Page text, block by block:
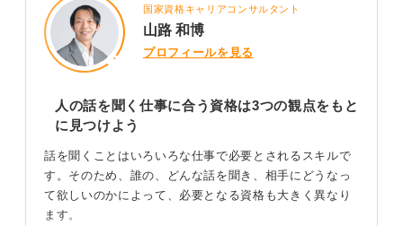
国家資格キャリアコンサルタント
山路 和博
プロフィールを見る
人の話を聞く仕事に合う資格は3つの観点をもと
に見つけよう
話を聞くことはいろいろな仕事で必要とされるスキルで
す。そのため、誰の、どんな話を聞き、相手にどうなっ
て欲しいのかによって、必要となる資格も大きく異なり
ます。